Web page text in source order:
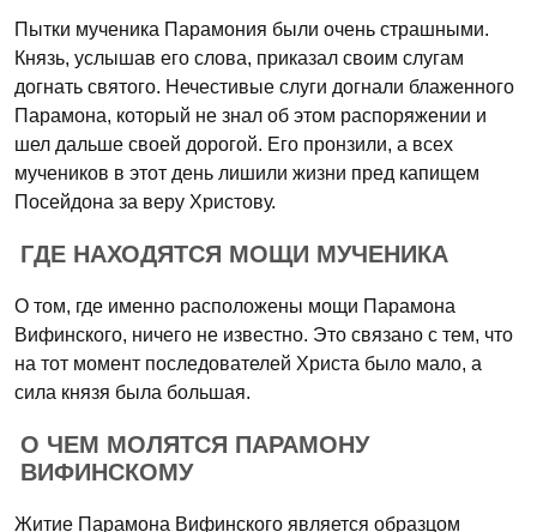
Пытки мученика Парамония были очень страшными.
Князь, услышав его слова, приказал своим слугам
догнать святого. Нечестивые слуги догнали блаженного
Парамона, который не знал об этом распоряжении и
шел дальше своей дорогой. Его пронзили, а всех
мучеников в этот день лишили жизни пред капищем
Посейдона за веру Христову.
ГДЕ НАХОДЯТСЯ МОЩИ МУЧЕНИКА
О том, где именно расположены мощи Парамона
Вифинского, ничего не известно. Это связано с тем, что
на тот момент последователей Христа было мало, а
сила князя была большая.
О ЧЕМ МОЛЯТСЯ ПАРАМОНУ
ВИФИНСКОМУ
Житие Парамона Вифинского является образцом